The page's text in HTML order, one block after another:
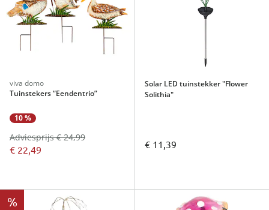
viva domo
Tuinstekers “Eendentrio”
10 %
€ 22,49
Adviesprijs € 24,99
Solar LED tuinstekker "Flower
Solithia"
€ 11,39
%